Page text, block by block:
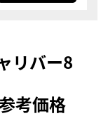
リバー8
考価格